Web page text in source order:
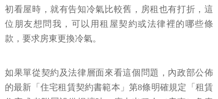
初看屋時，就有告知冷氣比較舊，房租也有打折，這
位朋友想問我，可以用租屋契約或法律裡的哪些條
款，要求房東更換冷氣。
如果單從契約及法律層面來看這個問題，內政部公佈
的最新「住宅租賃契約書範本」第8條明確規定「租賃